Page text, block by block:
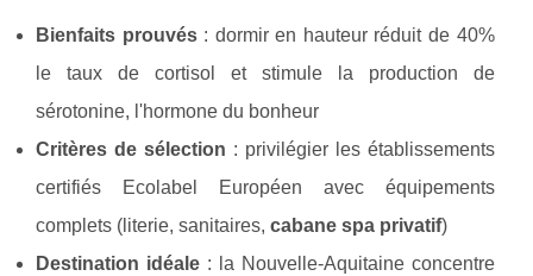
Bienfaits prouvés: dormir en hauteur réduit de 40%
le taux de cortisol et stimule la production de
sérotonine, l'hormone du bonheur
Critères de sélection : privilégier les établissements
certifiés Ecolabel Européen avec équipements
complets (literie, sanitaires, cabane spa privatif)
Destination idéale: la Nouvelle-Aquitaine concentre